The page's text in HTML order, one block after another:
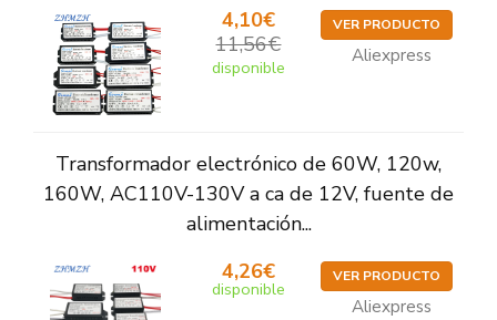
4,10€
11,56€
disponible
VER PRODUCTO
Aliexpress
Transformador electrónico de 60W, 120w,
160W, AC110V-130V a ca de 12V, fuente de
alimentación...
4,26€
disponible
VER PRODUCTO
Aliexpress